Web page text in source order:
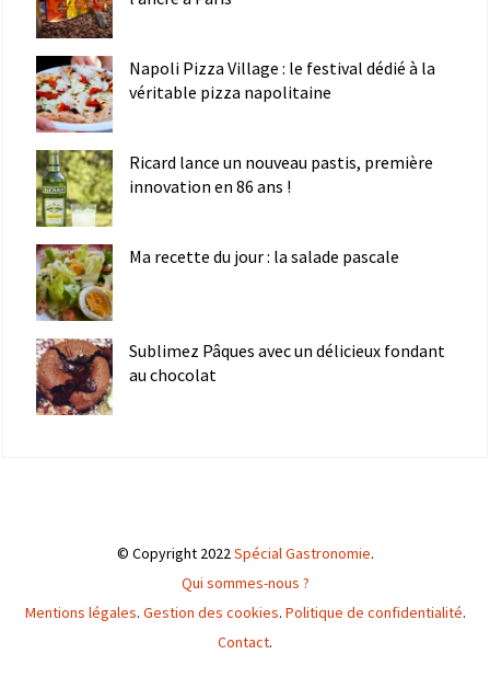
Napoli Pizza Village : le festival dédié à la
véritable pizza napolitaine
Ricard lance un nouveau pastis, première
innovation en 86 ans !
Ma recette du jour : la salade pascale
Sublimez Pâques avec un délicieux fondant
au chocolat
© Copyright 2022Spécial Gastronomie.
Qui sommes-nous ?
Mentions légales. Gestion des cookies. Politique de confidentialité.
Contact.